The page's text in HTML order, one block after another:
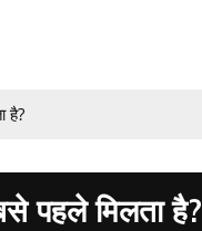
है?
पहले मिलता है?